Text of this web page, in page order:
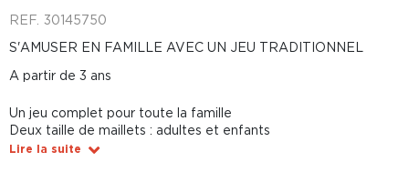
REF. 30145750
S'AMUSER EN FAMILLE AVEC UN JEU TRADITIONNEL
A partir de 3 ans
Un jeu complet pour toute la famille
Deux taille de maillets : adultes et enfants
Lire la suite